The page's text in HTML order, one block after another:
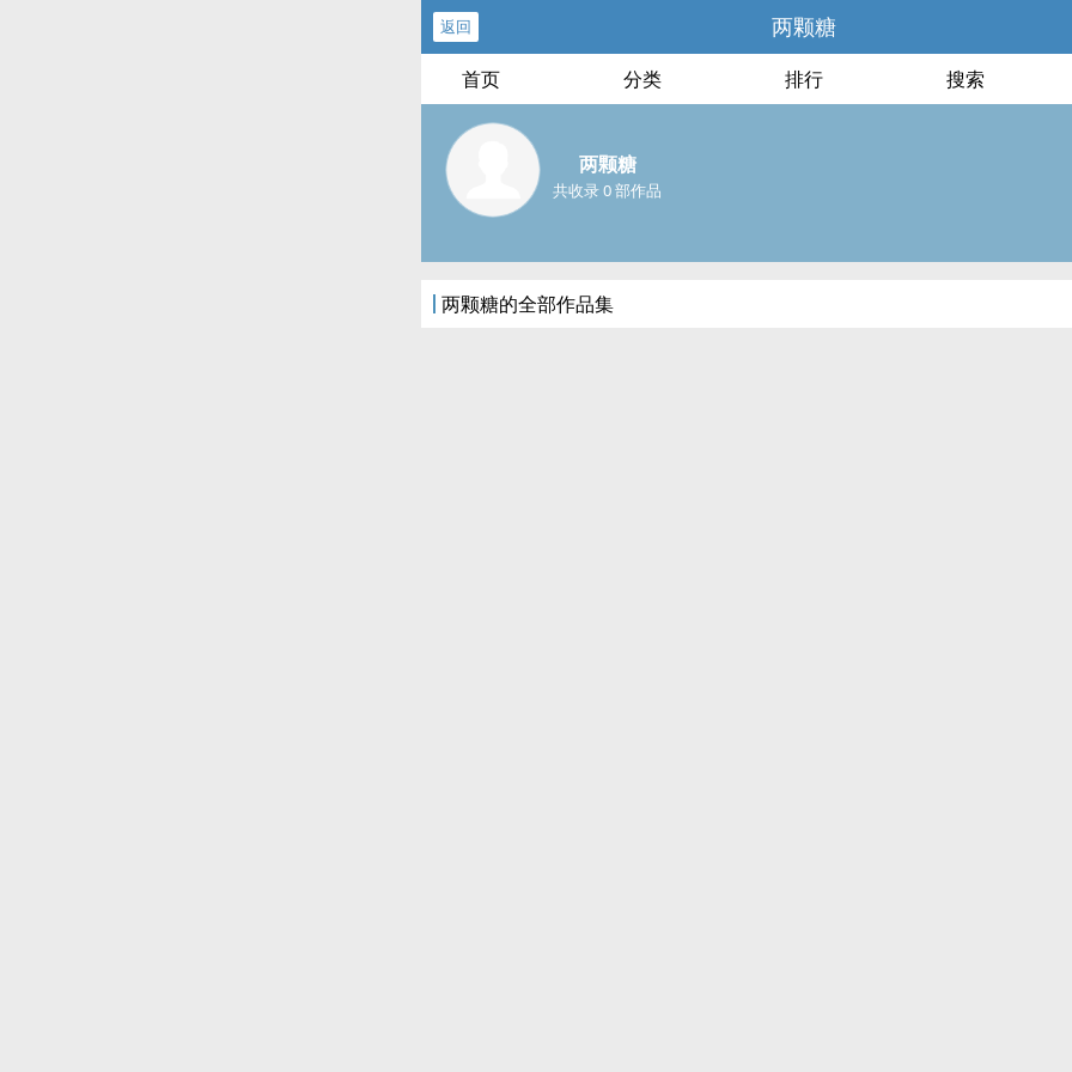
返回 两颗糖
首页 分类 排行 搜索
两颗糖
共收录 0 部作品
两颗糖的全部作品集